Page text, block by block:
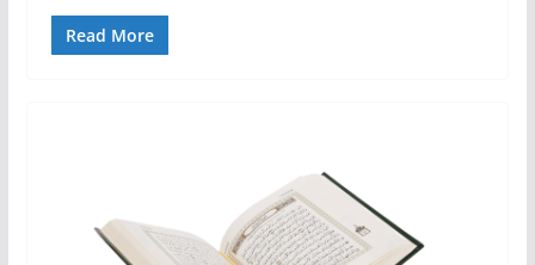
Read More